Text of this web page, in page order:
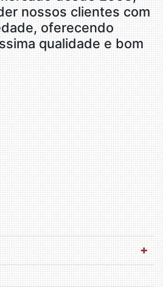
nossos clientes com
oferecendo
qualidade e bom